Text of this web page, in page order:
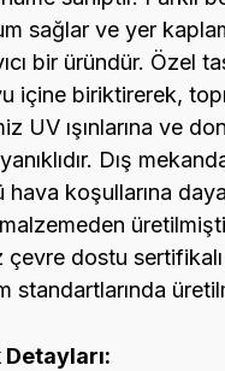
sağlar ve yer
bir üründür. Özel
içine biriktirerek,
UV ışınlarına ve
Dış
hava koşullarına
çevre dostu
standartlarında